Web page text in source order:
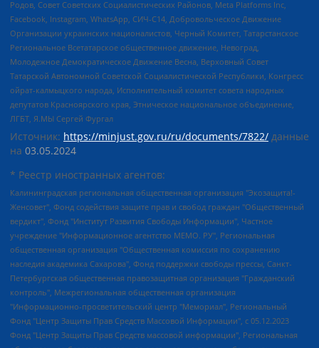
Родов, Совет Советских Социалистических Районов, Meta Platforms Inc,
Facebook, Instagram, WhatsApp, СИЧ-С14, Добровольческое Движение
Организации украинских националистов, Черный Комитет, Татарстанское
Региональное Всетатарское общественное движение, Невоград,
Молодежное Демократическое Движение Весна, Верховный Совет
Татарской Автономной Советской Социалистической Республики, Конгресс
ойрат-калмыцкого народа, Исполнительный комитет совета народных
депутатов Красноярского края, Этническое национальное объединение,
ЛГБТ, Я.МЫ Сергей Фургал
Источник: https://minjust.gov.ru/ru/documents/7822/ данные
на 03.05.2024
* Реестр иностранных агентов:
Калининградская региональная общественная организация "Экозащита!-Женсовет", Фонд содействия защите прав и свобод граждан "Общественный вердикт", Фонд "Институт Развития Свободы Информации", Частное учреждение "Информационное агентство МЕМО. РУ", Региональная общественная организация "Общественная комиссия по сохранению наследия академика Сахарова", Фонд поддержки свободы прессы, Санкт-Петербургская общественная правозащитная организация "Гражданский контроль", Межрегиональная общественная организация "Информационно-просветительский центр "Мемориал", Региональный Фонд "Центр Защиты Прав Средств Массовой Информации", с 05.12.2023 Фонд "Центр Защиты Прав Средств массовой информации", Региональная общественная благотворительная организация помощи беженцам и мигрантам "Гражданское содействие", Негосударственное образовательное учреждение дополнительного профессионального образования (повышение квалификации) специалистов "АКАДЕМИЯ ПО ПРАВАМ ЧЕЛОВЕКА", Свердловская региональная общественная организация "Сутяжник", Автономная некоммерческая организация "Центр независимых социологических исследований", Союз общественных объединений "Российский исследовательский центр по правам человека", Региональное общественное учреждение научно-информационный центр "МЕМОРИАЛ", Некоммерческая организация "Фонд защиты гласности", Автономная некоммерческая организация "Институт прав человека", Городская общественная организация "Екатеринбургское общество "МЕМОРИАЛ", Городская общественная организация "Рязанское историко-просветительское и правозащитное общество "Мемориал" (Рязанский Мемориал), Челябинский региональный орган общественной самодеятельности – женское общественное объединение "Женщины Евразии", Челябинский региональный орган общественной самодеятельности "Уральская правозащитная группа", Фонд содействия защите здоровья и социальной справедливости имени Андрея Рылькова, Автономная Некоммерческая Организация "Аналитический Центр Юрия Левады", Автономная некоммерческая организация социальной поддержки населения "Проект Апрель", Региональная общественная организация помощи женщинам и детям, находящимся в кризисной ситуации "Информационно-методический центр "Анна", Фонд содействия развитию массовых коммуникаций и правовому просвещению "Так-так-Так", Фонд содействия устойчивому развитию "Серебряная тайга", Свердловский региональный общественный фонд социальных проектов "Новое время", "Idel.Реалии", Кавказ.Реалии, Крым.Реалии, Телеканал Настоящее Время, Татаро-башкирская служба Радио Свобода (Azatliq Radiosi), Радио Свободная Европа/Радио Свобода (PCE/PC), "Сибирь.Реалии", "Фактограф", Благотворительный фонд помощи осужденным и их семьям, Автономная некоммерческая организация "Институт глобализации и социальных движений", Фонд "В защиту прав заключенных", Частное учреждение "Центр поддержки и содействия развитию средств массовой информации", Пензенский региональный общественный благотворительный фонд "Гражданский союз", "Север.Реалии", Некоммерческая организация Фонд "Правовая инициатива", Общество с ограниченной ответственностью "Радио Свободная Европа/Радио Свобода", Чешское информационное агентство "MEDIUM-ORIENT", Красноярская региональная общественная организация "Мы против СПИДа", Камалягин Денис Николаевич, Маркелов Сергей Евгеньевич, Пономарев Лев Александрович, Савицкая Людмила Алексеевна, Автономная некоммерческая организация "Центр по работе с проблемой насилия "НАСИЛИЮ.НЕТ", Межрегиональный профессиональный союз работников здравоохранения "Альянс врачей", Юридическое лицо, зарегистрированное в Латвийской Республике, SIA "Medusa Project" (регистрационный номер 40103797863, дата регистрации 10.06.2014), Некоммерческая организация "Фонд по борьбе с коррупцией", Автономная некоммерческая организация "Институт права и публичной политики", Баданин Роман Сергеевич, Гликин Максим Александрович, Железнова Мария Михайловна, Лукьянова Юлия Сергеевна, Маетная Елизавета Витальевна, Маняхин Петр Борисович, Чуракова Ольга Владимировна, Ярош Юлия Петровна, Юридическое лицо "The Insider SIA", зарегистрированное в Риге, Латвийская Республика (дата регистрации 26.06.2015), являющееся администратором доменного имени интернет-издания "The Insider SIA", https://theins.ru, Постернак Алексей Евгеньевич, Рубин Михаил Аркадьевич, Анин Роман Александрович, Юридическое лицо Istories fonds, зарегистрированное в Латвийской Республике (регистрационный номер 50008295751, дата регистрации 24.02.2020), Великовский Дмитрий Александрович, Долинина Ирина Николаевна, Мароховская Алеся Алексеевна, Шлейнов Роман Юрьевич, Шмагун Олеся Валентиновна, Общество с ограниченной ответственностью "Альтаир 2021", Общество с ограниченной ответственностью "Вега 2021", Общество с ограниченной ответственностью "Главный редактор 2021", Общество с ограниченной ответственностью "Ромашки монолит", Важенков Артем Валерьевич, Ивановская областная общественная организация "Центр гендерных исследований", Гурман Юрий Альбертович, Медиапроект "ОВД-Инфо", Егоров Владимир Владимирович, Жилинский Владимир Александрович, Общество с ограниченной ответственностью "ЗП", Иванова София Юрьевна, Карезина Инна Павловна, Кильтау Екатерина Викторовна, Петров Алексей Викторович, Пискунов Сергей Евгеньевич, Смирнов Сергей Сергеевич, Тихонов Михаил Сергеевич, Общество с ограниченной ответственностью "ЖУРНАЛИСТ-ИНОСТРАННЫЙ АГЕНТ", Арапова Галина Юрьевна, Вольтская Татьяна Анатольевна, Американская компания "Mason G.E.S. Anonymous Foundation" (США), являющаяся владельцем интернет-издания https://mnews.world/, Компания "Stichting Bellingcat", зарегистрированная в Нидерландах (дата регистрации 11.07.2018), Захаров Андрей Вячеславович, Клепиковская Екатерина Дмитриевна, Общество с ограниченной ответственностью "МЕМО", Перл Роман Александрович, Симонов Евгений Алексеевич, Соловьева Елена Анатольевна, Сотников Даниил Владимирович, Сурначева Елизавета Дмитриевна, Автономная некоммерческая организация по защите прав человека и информированию населения "Якутия – Наше Мнение", Общество с ограниченной ответственностью "Москоу диджитал медиа", с 26.01.2023 Общество с ограниченной ответственностью "Чайка Белые сады", Ветошкина Валерия Валерьевна, Заговора Максим Александрович, Межрегиональное общественное движение "Российская ЛГБТ - сеть", Оленичев Максим Владимирович, Павлов Иван Юрьевич, Скворцова Елена Сергеевна, Общество с ограниченной ответственностью "Как бы инагент", Кочетков Игорь Викторович, Общество с ограниченной ответственностью "Честные выборы", Еланчик Олег Александрович, Общество с ограниченной ответственностью "Нобелевский призыв", Гималова Регина Эмилевна, Григорьев Андрей Валерьевич, Григорьева Алина Александровна, Ассоциация по содействию защите прав призывников, альтернативнослужащих и военнослужащих "Правозащитная группа "Гражданин.Армия.Право", Хисамова Регина Фаритовна, Автономная некоммерческая организация по реализации социально-правовых программ "Лилит", Дальневосточное общественное движение "Маяк", Санкт-Петербургская ЛГБТ-инициативная группа "Выход", Инициативная группа ЛГБТ+ "Реверс", Алексеев Андрей Викторович, Бекбулатова Таисия Львовна, Беляев Иван Михайлович, Владыкина Елена Сергеевна, Гельман Марат Александрович, Никульшина Вероника Юрьевна, Толоконникова Надежда Андреевна, Шендерович Виктор Анатольевич, Общество с ограниченной ответственностью "Данное сообщение", Общество с ограниченной ответственностью Издательский дом "Новая глава", Айнбиндер Александра Александровна, Московский комьюнити-центр для ЛГБТ+инициатив, Благотворительный фонд развития филантропии, Deutsche Welle (Германия, Kurt-Schumacher-Strasse 3, 53113 Bonn), Борзунова Мария Михайловна, Воробьев Виктор Викторович, Голубева Анна Львовна, Константинова Алла Михайловна, Малкова Ирина Владимировна, Мурадов Мурад Абдулгалимович, Осетинская Елизавета Николаевна, Понасенков Евгений Николаевич, Ганапольский Матвей Юрьевич, Киселев Евгений Алексеевич, Борухович Ирина Григорьевна, Дремин Иван Тимофеевич, Дубровский Дмитрий Викторович, Красноярская региональная общественная организация поддержки и развития альтернативных образовательных технологий и межкультурных коммуникаций "ИНТЕРРА", Маяковская Екатерина Алексеевна, Фейгин Марк Захарович, Филимонов Андрей Викторович, Дзугкоева Регина Николаевна, Доброхотов Роман Александрович, Дудь Юрий Александрович, Елкин Сергей Владимирович, Кругликов Кирилл Игоревич, Сабунаева Мария Леонидовна, Семенов Алексей Владимирович, Шаинян Карен Багратович, Шульман Екатерина Михайловна, Асафьев Артур Валерьевич, Вахштайн Виктор Семенович, Венедиктов Алексей Алексеевич, Лушникова Екатерина Евгеньевна, Волков Леонид Михайлович, Невзоров Александр Глебович, Пархоменко Сергей Борисович, Сироткин Ярослав Николаевич, Кара-Мурза Владимир Владимирович, Баранова Наталья Владимировна, Гозман Леонид Яковлевич, Кагарлицкий Борис Юльевич, Климарев Михаил Валерьевич, Милов Владимир Станиславович, Автономная некоммерческая организация Краснодарский центр современного искусства "Типография", Моргенштерн Алишер Тагирович, Соболь Любовь Эдуардовна, Общество с ограниченной ответственностью "ЛИЗА НОРМ", Каспаров Гарри Кимович, Ходорковский Михаил Борисович, Общество с ограниченной ответственностью "Апрельские тезисы", Данилович Ирина Брониславовна, Кашин Олег Владимирович, Петров Николай Владимирович, Пивоваров Алексей Владимирович, Соколов Михаил Владимирович, Цветкова Юлия Владимировна, Чичваркин Евгений Александрович, Комитет против пыток/Команда против пыток, Общество с ограниченной ответственностью "Первый научный", Общество с ограниченной ответственностью "Вертолет и ко", Белоцерковская Вероника Борисовна, Кац Максим Евгеньевич, Лазарева Татьяна Юрьевна, Шаведдинов Руслан Табризович, Яшин Илья Валерьевич, Общество с ограниченной ответственностью "Иноагент ААВ", Алешковский Дмитрий Петрович, Альбац Евгения Марковна, Быков Дмитрий Львович, Галямина Юлия Евгеньевна, Лойко Сергей Леонидович, Мартынов Кирилл Константинович, Медведев Сергей Александрович, Крашенинников Федор Геннадиевич, Гордеева Катерина Вл